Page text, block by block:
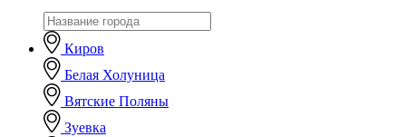
Киров
Белая Холуница
Вятские Поляны
Зуевка